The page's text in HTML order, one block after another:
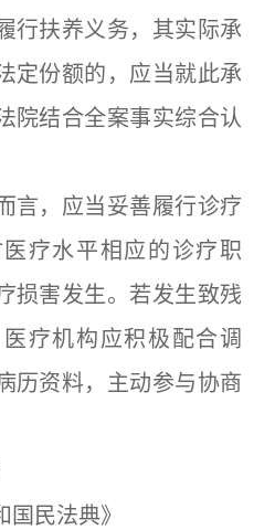
行扶养义务，其实际承
定份额的，应当就此承
院结合全案事实综合认
，应当妥善履行诊疗
疗水平相应的诊疗职
损害发生。若发生致残
疗机构应积极配合调
历资料，主动参与协商
民法典》